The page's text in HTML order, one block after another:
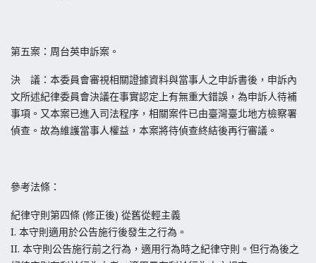
第五案：周台英申訴案。
決 議：本委員會審視相關證據資料與當事人之申訴書後，申訴內
文所述紀律委員會決議在事實認定上有無重大錯誤，為申訴人待補
事項。又本案已進入司法程序，相關案件已由臺灣臺北地方檢察署
偵查。故為維護當事人權益，本案將待偵查終結後再行審議。
參考法條：
紀律守則第四條 (修正後) 從舊從輕主義
I. 本守則適用於公告施行後發生之行為。
II. 本守則公告施行前之行為，適用行為時之紀律守則。但行為後之